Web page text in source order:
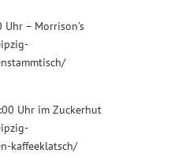
– Morrison’s
Uhr im Zuckerhut
kaffeeklatsch/